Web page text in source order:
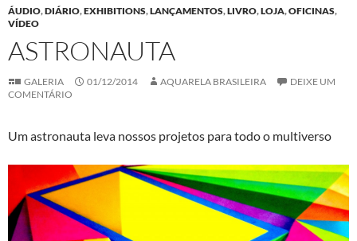
ÁUDIO,DIÁRIO,EXHIBITIONS,LANÇAMENTOS,LIVRO,LOJA,OFICINAS,
VÍDEO
ASTRONAUTA
GALERIA 01/12/2014 AQUARELA BRASILEIRA
DEIXE UM
COMENTÁRIO
Um astronauta leva nossos projetos para todo o multiverso